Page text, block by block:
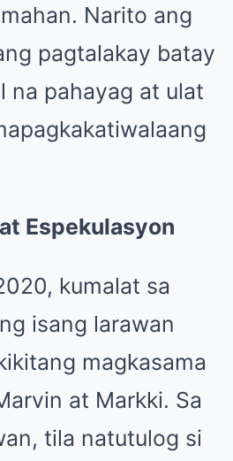
Narito ang
pagtalakay batay
na pahayag at ulat
Espekulasyon
kumalat sa
isang larawan
magkasama
at Markki. Sa
tila natutulog si